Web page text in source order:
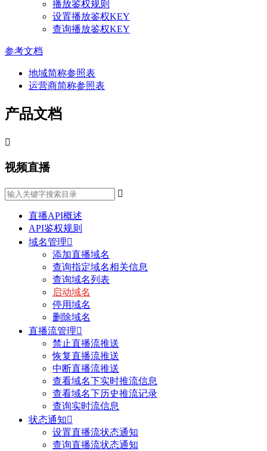
播放鉴权规则
设置播放鉴权KEY
查询播放鉴权KEY
参考文档
地域简称参照表
运营商简称参照表
产品文档

视频直播

直播API概述
API鉴权规则
域名管理
添加直播域名
查询指定域名相关信息
查询域名列表
启动域名
停用域名
删除域名
直播流管理
禁止直播流推送
恢复直播流推送
中断直播流推送
查看域名下实时推流信息
查看域名下历史推流记录
查询实时流信息
状态通知
设置直播流状态通知
查询直播流状态通知